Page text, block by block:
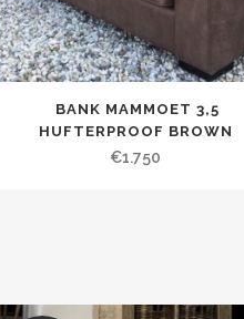
BANK MAMMOET 3,5
HUFTERPROOF BROWN
€1.750